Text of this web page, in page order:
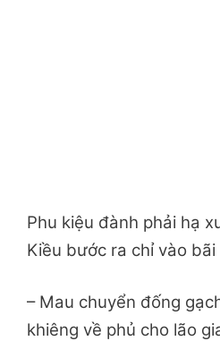
Phu kiệu đành phải hạ
Kiều bước ra chỉ vào
– Mau chuyển đống
khiêng về phủ cho lão